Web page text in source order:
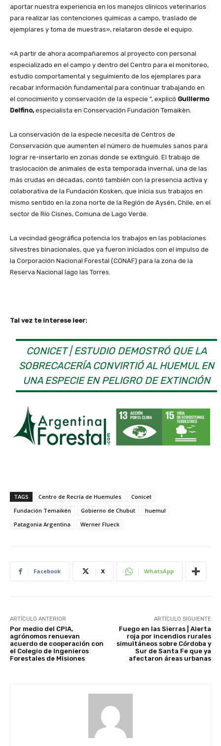
aportar nuestra experiencia en los manejos clínicos veterinarios
para realizar las contenciones químicas a campo, traslado de
ejemplares y toma de muestras», relataron desde el equipo.
«A partir de ahora acompañaremos al proyecto con personal
especializado en el campo y dentro del Centro para el monitoreo,
estudio comportamental y seguimiento de los ejemplares para
recabar información fundamental para continuar trabajando en
el conocimiento y conservación de la especie ”, explicó Guillermo
Delfino,especialista en Conservación Fundación Temaikèn.
La conservación de la especie necesita de Centros de
Conservación que aumenten el número de huemules sanos para
lograr re-insertarlo en zonas donde se extinguió. El trabajo de
traslocación de animales de esta temporada invernal, una de las
más crudas en décadas, contó también con la presencia activa y
colaborativa de la Fundación Kosken, que inicia sus trabajos en
mismo sentido en la zona norte de la Región de Aysén, Chile, en el
sector de Río Cisnes, Comuna de Lago Verde.
La vecindad geográfica potencia los trabajos en las poblaciones
silvestres binacionales, que ya fueron iniciados con el impulso de
la Corporación Nacional Forestal (CONAF) para la zona de la
Reserva Nacional lago las Torres.
Tal vez te interese leer:
CONICET | ESTUDIO DEMOSTRÓ QUE LA
SOBRECACERÍA CONVIRTIÓ AL HUEMUL EN
UNA ESPECIE EN PELIGRO DE EXTINCIÓN
TAGS Centro de Recría de Huemules
Conicet
Fundación Temaikén
Gobierno de Chubut
huemul
Patagonia Argentina
Werner Flueck
Facebook X WhatsApp
ARTÍCULO ANTERIOR
Por medio del CPIA,
agrónomos renuevan
acuerdo de cooperación con
el Colegio de Ingenieros
Forestales de Misiones
ARTÍCULO SIGUIENTE
Fuego en las Sierras | Alerta
roja por incendios rurales
simultáneos sobre Córdoba y
Sur de Santa Fe que ya
afectaron áreas urbanas